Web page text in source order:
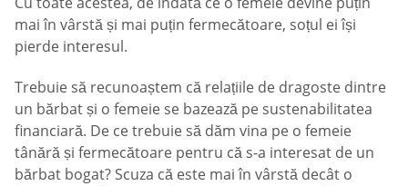
mai în vârstă și mai puțin fermecătoare, soțul ei își
pierde interesul.
Trebuie să recunoaștem că relațiile de dragoste dintre
un bărbat și o femeie se bazează pe sustenabilitatea
financiară. De ce trebuie să dăm vina pe o femeie
tânără și fermecătoare pentru că s-a interesat de un
bărbat bogat? Scuza că este mai în vârstă decât o